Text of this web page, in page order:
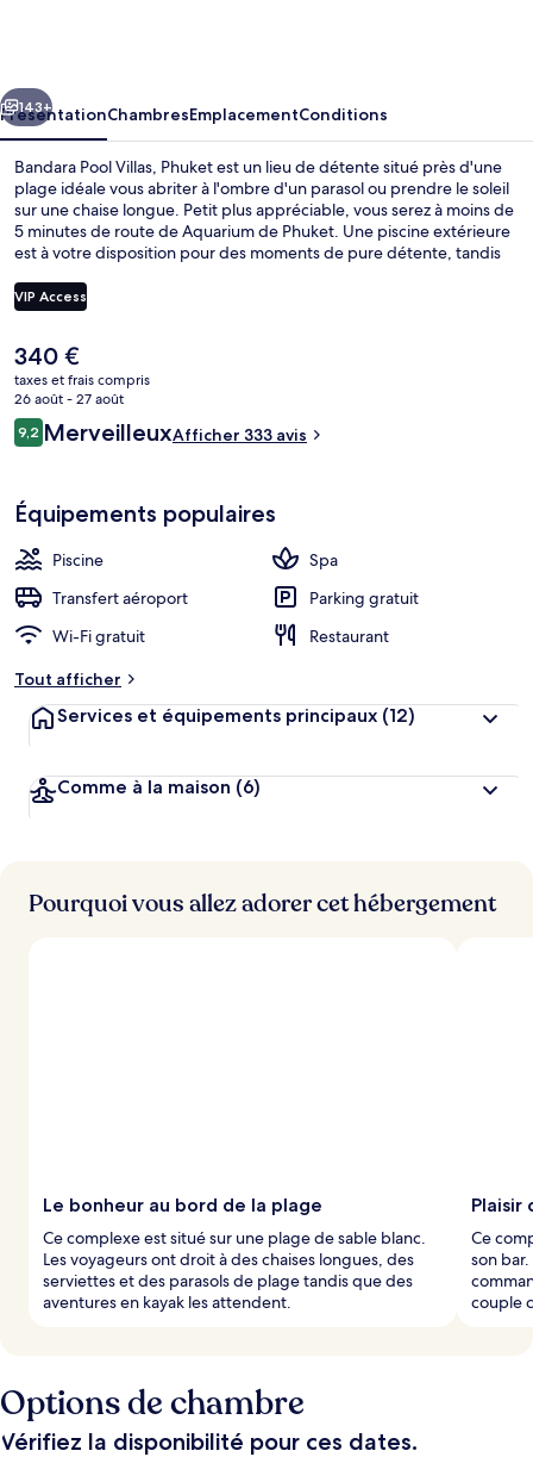
Suivant
143+
PrésentationChambresEmplacementConditions
Bandara Pool Villas, Phuket est un lieu de détente situé près d'une
plage idéale vous abriter à l'ombre d'un parasol ou prendre le soleil
sur une chaise longue. Petit plus appréciable, vous serez à moins de
5 minutes de route de Aquarium de Phuket. Une piscine extérieure
est à votre disposition pour des moments de pure détente, tandis
massages suédois, des enveloppements corporels et des soins
d'aromathérapie. Le restaurant est idéal pour manger un bout, à
Parmi les autres avantages de ce complexe touristique de luxe, on
trouve un bar en bord de piscine, une salle de fitness et un
hammam, l'idéal pour des vacances sans soucis. Les autres
voyageurs ne disent que du bien en ce qui concerne le personnel
attentionné.
VIP Access
Le
prix
actuel
est
de
340 €
taxes et frais compris
26 août - 27 août
Avis
voyageurs
9,29,2 sur 10
MerveilleuxAfficher 333 avis
Équipements populaires
Piscine
Spa
Transfert aéroport
Parking gratuit
Wi-Fi gratuit
Restaurant
Tout afficher
Services et équipements principaux (12)
Comme à la maison (6)
Pourquoi vous allez adorer cet hébergement
Le bonheur au bord de la plage
Ce complexe est situé sur une plage de sable blanc.
Les voyageurs ont droit à des chaises longues, des
serviettes et des parasols de plage tandis que des
aventures en kayak les attendent.
Plaisir
Ce
son
couple
Options de chambre
Vérifiez la disponibilité pour ces dates.